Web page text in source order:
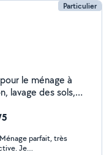
Particulier
le ménage à
lavage des sols,
et motivée, je
du temps.
d'informations
parfait, très
Je